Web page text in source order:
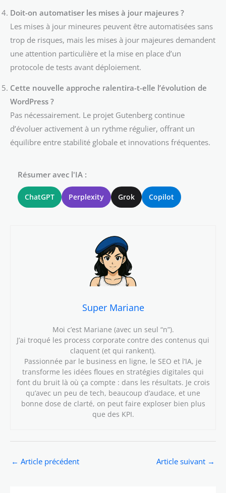
Doit-on automatiser les mises à jour majeures ?
Les mises à jour mineures peuvent être automatisées sans
trop de risques, mais les mises à jour majeures demandent
une attention particulière et la mise en place d’un
protocole de tests avant déploiement.
Cette nouvelle approche ralentira-t-elle l’évolution de
WordPress ?
Pas nécessairement. Le projet Gutenberg continue
d’évoluer activement à un rythme régulier, offrant un
équilibre entre stabilité globale et innovations fréquentes.
Résumer avec l'IA :
ChatGPT Perplexity Grok Copilot
Super Mariane
Moi c’est Mariane (avec un seul “n”).
J’ai troqué les process corporate contre des contenus qui
claquent (et qui rankent).
Passionnée par le business en ligne, le SEO et l’IA, je
transforme les idées floues en stratégies digitales qui
font du bruit là où ça compte : dans les résultats. Je crois
qu’avec un peu de tech, beaucoup d’audace, et une
bonne dose de clarté, on peut faire exploser bien plus
que des KPI.
← Article précédent Article suivant →